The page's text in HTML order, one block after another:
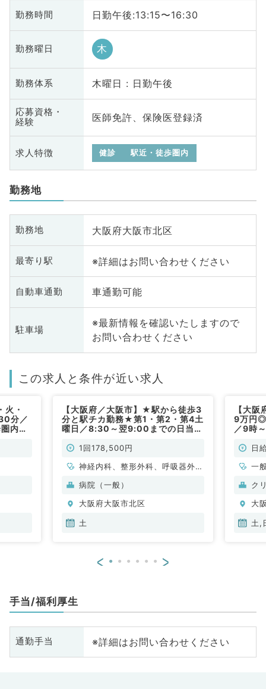
勤務時間 日勤午後:13:15〜16:30
勤務曜日 木
勤務体系 木曜日 : 日勤午後
応募資格・
経験
医師免許、保険医登録済
求人特徴 健診 駅近・徒歩圏内
勤務地
勤務地 大阪府大阪市北区
最寄り駅 ※詳細はお問い合わせください
自動車通勤 車通勤可能
駐車場
※最新情報を確認いたしますので
お問い合わせください
この求人と条件が近い求人
火・
分／
内の
【大阪府／大阪市】★駅から徒歩3
分と駅チカ勤務★第1・第2・第4土
曜日／8:30～翌9:00までの日当直
不問／非常勤）
1回178,500円
神経内科、整形外科、呼吸器外
科、泌尿器科、一般内科、循環器
内分泌・代謝内科、腎臓内科、血
液内科、外科系全般、一般外科、
病院（一般）
大阪府大阪市北区
土
【大
9万円◎
／9時
般内科
日
一
ク
大
土,
< >
手当/福利厚生
通勤手当 ※詳細はお問い合わせください